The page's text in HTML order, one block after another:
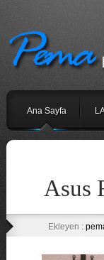
Ana Sayfa
Asus
Ekleyen :